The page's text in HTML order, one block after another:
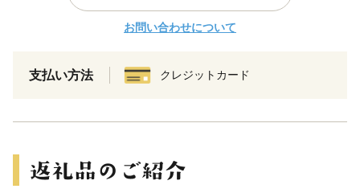
お問い合わせについて
支払い方法 クレジットカード